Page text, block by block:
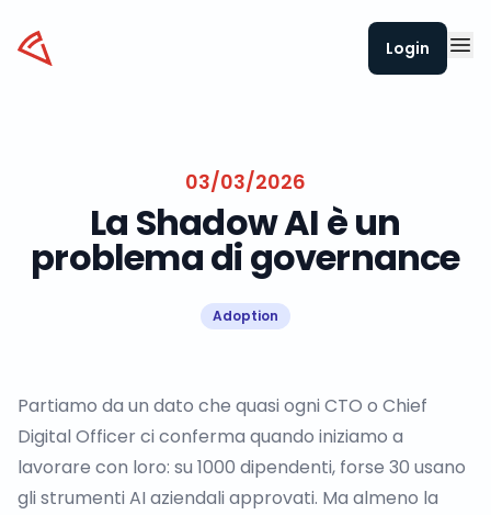
Datapizza Login
03/03/2026
La Shadow AI è un
problema di governance
Adoption
Partiamo da un dato che quasi ogni CTO o Chief
Digital Officer ci conferma quando iniziamo a
lavorare con loro: su 1000 dipendenti, forse 30 usano
gli strumenti AI aziendali approvati. Ma almeno la